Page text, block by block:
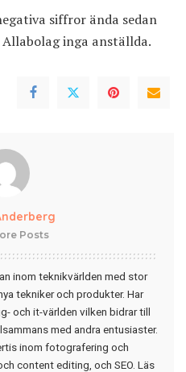
siffror ända sedan
inga anställda.
Posts
inom teknikvärlden med stor
tekniker och produkter. Har
och it-världen vilken bidrar till
med andra entusiaster.
inom fotografering och
content editing, och SEO. Läs